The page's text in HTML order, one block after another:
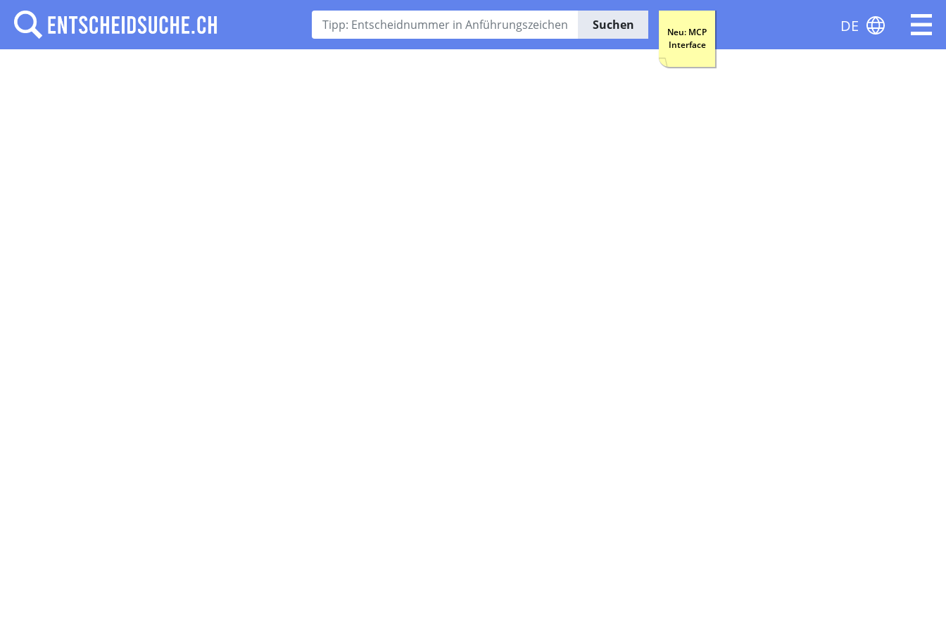
Suchen
Neu: MCP
Interface
DE